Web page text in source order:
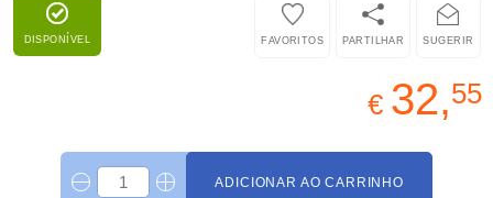
DISPONÍVEL SUGERIR
PARTILHAR
FAVORITOS
€ 32,55
ADICIONAR AO CARRINHO